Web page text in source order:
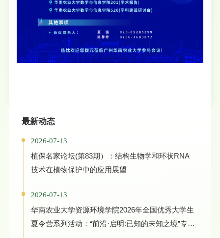
最新动态
2026-07-13
植保名家论坛(第83期）：结构生物学和环状RNA
技术在植物保护中的应用展望
2026-07-13
华南农业大学资源环境学院2026年全国优秀大学生
夏令营系列活动：“前沿·启明:已知的未知之境”专家